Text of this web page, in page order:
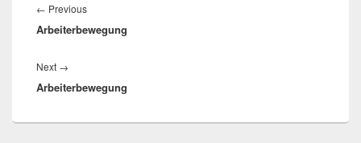
← Previous
post:
Arbeiterbewegung
Next →
post:
Arbeiterbewegung